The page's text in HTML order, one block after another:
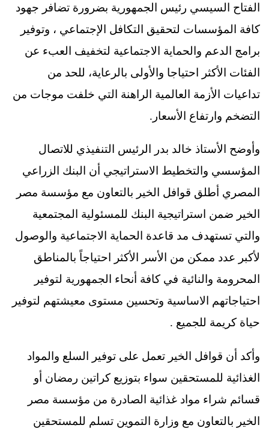
الفتاح السيسي رئيس الجمهورية بضرورة تضافر جهود
كافة المؤسسات لتحقيق التكافل الإجتماعي ، وتوفير
برامج الدعم والحماية الاجتماعية لتخفيف العبء عن
الفئات الأكثر احتياجا والأولى بالرعاية، للحد من
تداعيات الأزمة العالمية الراهنة التي خلفت موجات من
التضخم وارتفاع الأسعار.
وأوضح الأستاذ خالد بدر الرئيس التنفيذي للاتصال
المؤسسي والتخطيط الاستراتيجي أن البنك الزراعي
المصري أطلق قوافل الخير بالتعاون مع مؤسسة مصر
الخير ضمن استراتيجية البنك للمسئولية المجتمعية
والتي تستهدف مد قاعدة الحماية الاجتماعية والوصول
لأكبر عدد ممكن من الأسر الأكثر احتياجاً بالمناطق
المحرومة والنائية في كافة أنحاء الجمهورية لتوفير
احتياجاتهم الاساسية وتحسين مستوى معيشتهم لتوفير
حياة كريمة للجميع .
وأكد أن قوافل الخير تعمل على توفير السلع والمواد
الغذائية للمستحقين سواء بتوزيع كراتين رمضان أو
قسائم شراء مواد غذائية الصادرة من مؤسسة مصر
الخير بالتعاون مع وزارة التموين تسلم للمستحقين